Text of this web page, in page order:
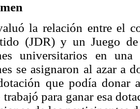
la relación entre el
(JDR) y un Juego
universitarios en
se asignaron al azar a
que podía
trabajó para ganar esa